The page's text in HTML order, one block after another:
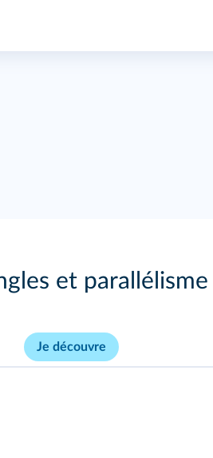
et parallélisme
Je découvre